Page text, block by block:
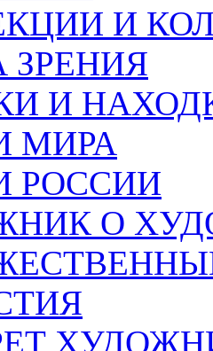
И
ЗРЕНИЯ
И
МИРА
РОССИИ
О